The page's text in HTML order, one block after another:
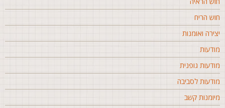
הריח
ואומנות
גופנית
לסביבה
קשב